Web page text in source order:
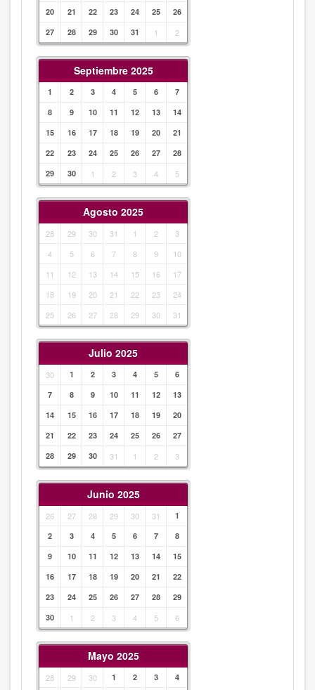
20
21 22 23 24 25
26
27
28 29 30 31 1 2
Septiembre 2025
1 2 3 4 5 6
7
8
9 10 11 12 13
14
15
16 17 18 19 20
21
22
23 24 25 26 27
28
29
30 1 2 3 4 5
Agosto 2025
28 29 30 31 1 2
3
4
5 6 7 8 9
10
11
12 13 14 15 16
17
18
19 20 21 22 23
24
25
26 27 28 29 30 31
Julio 2025
30 1 2 3 4 5
6
7
8 9 10 11 12
13
14
15 16 17 18 19
20
21
22 23 24 25 26
27
28
29 30 31 1 2 3
Junio 2025
26 27 28 29 30 31
1
2
3 4 5 6 7
8
9
10 11 12 13 14
15
16
17 18 19 20 21
22
23
24 25 26 27 28
29
30
1 2 3 4 5 6
Mayo 2025
28 29 30 1 2 3 4